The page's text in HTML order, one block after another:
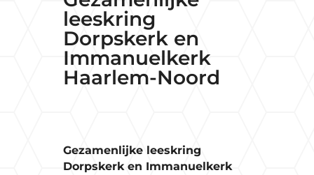
leeskring
Dorpskerk en
Immanuelkerk
Haarlem-Noord
Gezamenlijke leeskring
Dorpskerk en Immanuelkerk